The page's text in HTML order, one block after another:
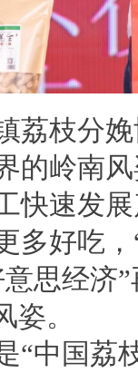
荔枝分
的岭南
快速发
多好吃
思经济
。
“中国荔